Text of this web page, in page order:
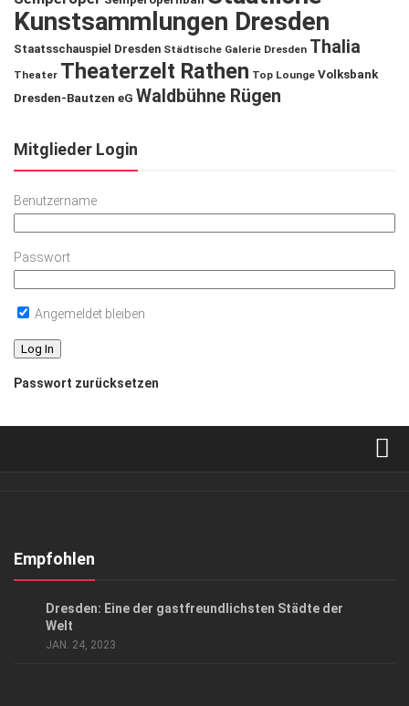
Kunstsammlungen Dresden
Staatsschauspiel Dresden Städtische Galerie Dresden Thalia
Theater Theaterzelt Rathen Top Lounge Volksbank
Dresden-Bautzen eG Waldbühne Rügen
Mitglieder Login
Benutzername
Passwort
Angemeldet bleiben
Passwort zurücksetzen
Kontakt, Impressum
AGB
Empfohlen
Dresden: Eine der gastfreundlichsten Städte der
Welt
JAN. 24, 2023